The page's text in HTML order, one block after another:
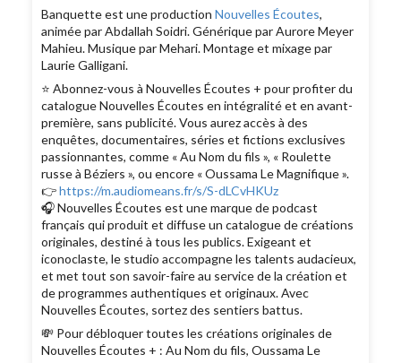
Banquette est une productionNouvelles Écoutes,
animée par Abdallah Soidri. Générique par Aurore Meyer
Mahieu. Musique par Mehari. Montage et mixage par
Laurie Galligani.
⭐️ Abonnez-vous à Nouvelles Écoutes + pour profiter du
catalogue Nouvelles Écoutes en intégralité et en avant-
première, sans publicité. Vous aurez accès à des
enquêtes, documentaires, séries et fictions exclusives
passionnantes, comme « Au Nom du fils », « Roulette
russe à Béziers », ou encore « Oussama Le Magnifique ».
👉https://m.audiomeans.fr/s/S-dLCvHKUz
🎧 Nouvelles Écoutes est une marque de podcast
français qui produit et diffuse un catalogue de créations
originales, destiné à tous les publics. Exigeant et
iconoclaste, le studio accompagne les talents audacieux,
et met tout son savoir-faire au service de la création et
de programmes authentiques et originaux. Avec
Nouvelles Écoutes, sortez des sentiers battus.
💸 Pour débloquer toutes les créations originales de
Nouvelles Écoutes + : Au Nom du fils, Oussama Le